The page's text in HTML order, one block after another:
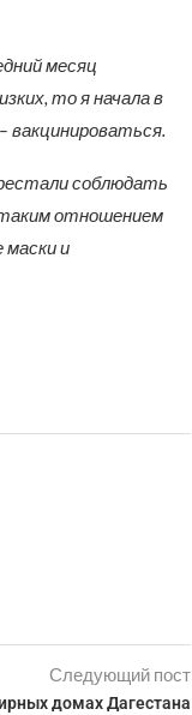
месяц
то я начала в
вакцинироваться.
соблюдать
отношением
и
Следующий пост
домах Дагестана